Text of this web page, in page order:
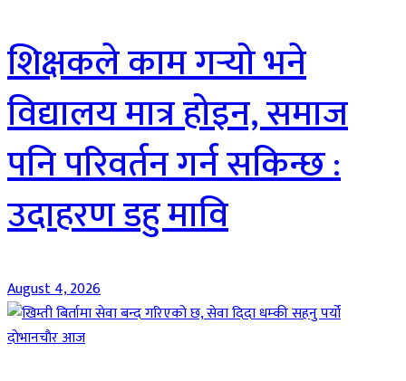
शिक्षकले काम गर्‍यो भने
विद्यालय मात्र होइन, समाज
पनि परिवर्तन गर्न सकिन्छ :
उदाहरण डहु मावि
August 4, 2026
दाेभानचाैर आज